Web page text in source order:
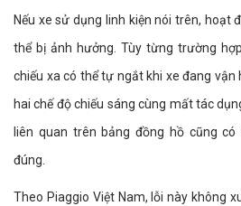
Nếu xe sử dụng linh kiện nói trên, hoạt
thể bị ảnh hưởng. Tùy từng trường
chiếu xa có thể tự ngắt khi xe đang vận
hai chế độ chiếu sáng cùng mất tác
liên quan trên bảng đồng hồ cũng
đúng.
Theo Piaggio Việt Nam, lỗi này không